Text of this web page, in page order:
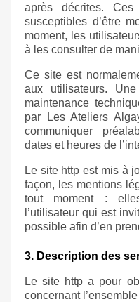
après décrites. Ces
susceptibles d’être
moment, les
à les consulter de
Ce site est
aux utilisateurs.
maintenance
par Les Ateliers
communiquer
dates et heures de
Le site http est mis à
façon, les mentions
tout moment :
l’utilisateur qui est
possible afin d’en
3. Description des
Le site http a pour
concernant